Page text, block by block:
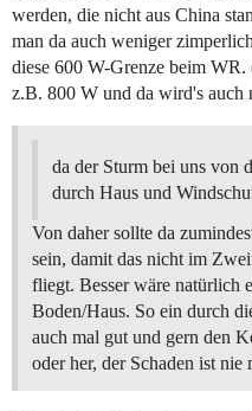
werden, die nicht aus China
man da auch weniger
diese 600 W-Grenze beim
z.B. 800 W und da wird's auch
da der Sturm bei uns von
durch Haus und
Von daher sollte da
sein, damit das nicht im
fliegt. Besser wäre natürlich
Boden/Haus. So ein durch
auch mal gut und gern den
oder her, der Schaden ist nie